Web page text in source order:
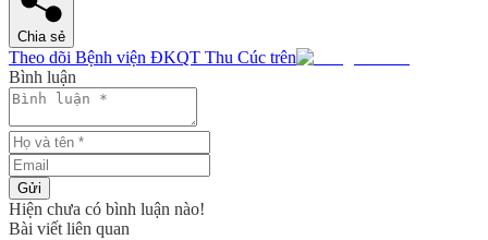
Chia sẻ
Theo dõi Bệnh viện ĐKQT Thu Cúc trên
Bình luận
Gửi
Hiện chưa có bình luận nào!
Bài viết liên quan